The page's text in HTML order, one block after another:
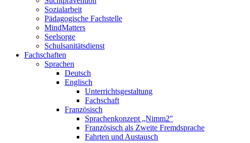
Sozialarbeit
Pädagogische Fachstelle
MindMatters
Seelsorge
Schulsanitätsdienst
Fachschaften
Sprachen
Deutsch
Englisch
Unterrichtsgestaltung
Fachschaft
Französisch
Sprachenkonzept „Nimm2″
Französisch als Zweite Fremdsprache
Fahrten und Austausch